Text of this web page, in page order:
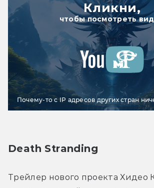
Кликни,
чтобы посмотреть
Почему-то с IP адресов других стран
Death Stranding
Трейлер нового проекта Хидео